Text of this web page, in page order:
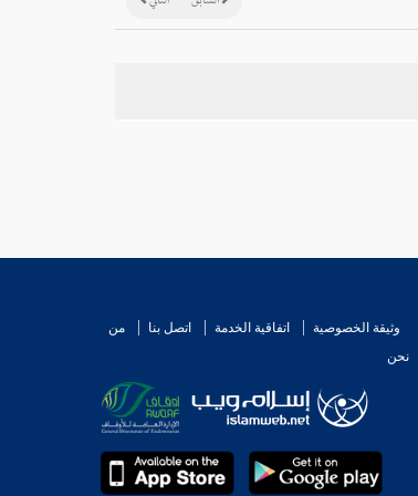
وثيقة الخصوصية اتفاقية الخدمة اتصل بنا
من
نحن